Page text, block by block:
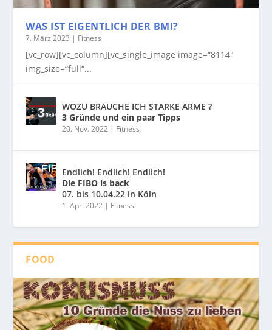
WAS IST EIGENTLICH DER BMI?
7. März 2023 | Fitness
[vc_row][vc_column][vc_single_image image=“8114″
img_size=“full“...
WOZU BRAUCHE ICH STARKE ARME ?
3 Gründe und ein paar Tipps
20. Nov. 2022 | Fitness
Endlich! Endlich! Endlich!
Die FIBO is back
07. bis 10.04.22 in Köln
1. Apr. 2022 | Fitness
FOOD